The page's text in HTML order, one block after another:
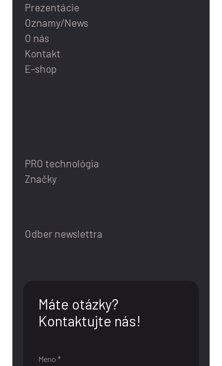
Prezentácie
Oznamy/News
O nás
Kontakt
E-shop
PRO technológia
Značky
Odber newslettra
Máte otázky?
Kontaktujte nás!
Meno *